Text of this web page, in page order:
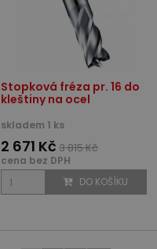
Stopková fréza pr. 16 do
kleštiny na ocel
skladem 1 ks
2 671 Kč 3 815 Kč
cena bez DPH
DO KOŠÍKU